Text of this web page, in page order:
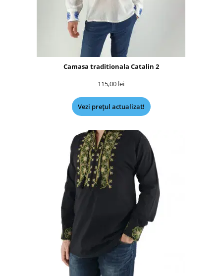
Camasa traditionala Catalin 2
115,00 lei
Vezi prețul actualizat!